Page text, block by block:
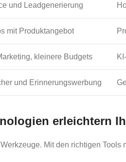
und Leadgenerierung
mit Produktangebot
kleinere Budgets
und Erinnerungswerbung
erleichtern
Mit den richtigen